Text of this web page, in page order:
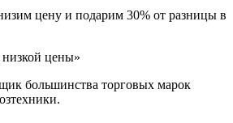
цену и подарим 30% от разницы в
цены»
большинства торговых марок